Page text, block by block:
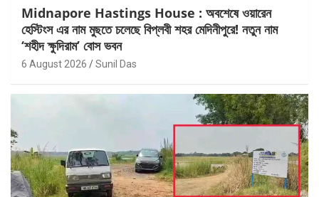
Midnapore Hastings House : অবশেষে ওয়ারেন
হেস্টিংস এর নাম মুছতে চলেছে বিপ্লবী শহর মেদিনীপুরে! নতুন নাম
‘শহীদ ক্ষুদিরাম’ বোস ভবন
6 August 2026 Sunil Das